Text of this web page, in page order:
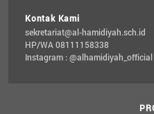
Kontak Kami
sekretariat@al-hamidiyah.sch.id
HP/WA 08111158338
Instagram : @alhamidiyah_official